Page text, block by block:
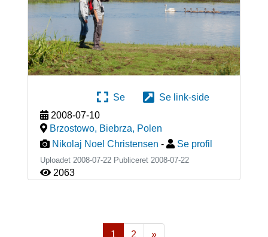
Se
Se link-side
2008-07-10
Brzostowo, Biebrza, Polen
Nikolaj Noel Christensen - Se profil
Uploadet 2008-07-22 Publiceret 2008-07-22
2063
1 2
»